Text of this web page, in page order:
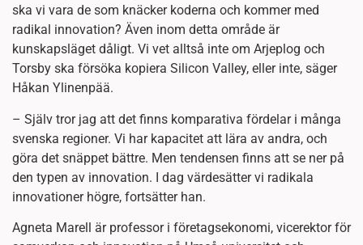
ska vi vara de som knäcker koderna och kommer med
radikal innovation? Även inom detta område är
kunskapsläget dåligt. Vi vet alltså inte om Arjeplog och
Torsby ska försöka kopiera Silicon Valley, eller inte, säger
Håkan Ylinenpää.
– Själv tror jag att det finns komparativa fördelar i många
svenska regioner. Vi har kapacitet att lära av andra, och
göra det snäppet bättre. Men tendensen finns att se ner på
den typen av innovation. I dag värdesätter vi radikala
innovationer högre, fortsätter han.
Agneta Marell är professor i företagsekonomi, vicerektor för